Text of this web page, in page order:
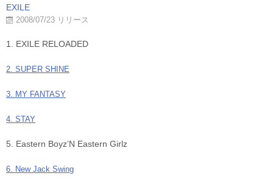
EXILE
2008/07/23 リリース
1. EXILE RELOADED
2. SUPER SHINE
3. MY FANTASY
4. STAY
5. Eastern Boyz’N Eastern Girlz
6. New Jack Swing